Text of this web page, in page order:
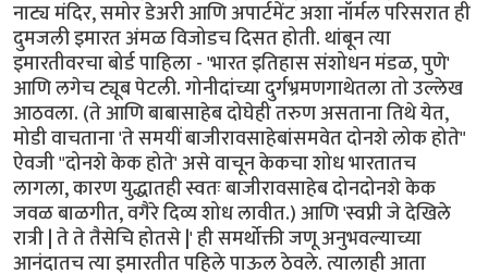
नाट्य मंदिर, समोर डेअरी आणि अपार्टमेंट अशा नॉर्मल परिसरात ही
दुमजली इमारत अंमळ विजोडच दिसत होती. थांबून त्या
इमारतीवरचा बोर्ड पाहिला - 'भारत इतिहास संशोधन मंडळ, पुणे'
आणि लगेच ट्यूब पेटली. गोनीदांच्या दुर्गभ्रमणगाथेतला तो उल्लेख
आठवला. (ते आणि बाबासाहेब दोघेही तरुण असताना तिथे येत,
मोडी वाचताना 'ते समयीं बाजीरावसाहेबांसमवेत दोनशे लोक होते"
ऐवजी "दोनशे केक होते' असे वाचून केकचा शोध भारतातच
लागला, कारण युद्धातही स्वतः बाजीरावसाहेब दोनदोनशे केक
जवळ बाळगीत, वगैरे दिव्य शोध लावीत.) आणि 'स्वप्नी जे देखिले
रात्री | ते ते तैसेचि होतसे |' ही समर्थोक्ती जणू अनुभवल्याच्या
आनंदातच त्या इमारतीत पहिले पाऊल ठेवले. त्यालाही आता